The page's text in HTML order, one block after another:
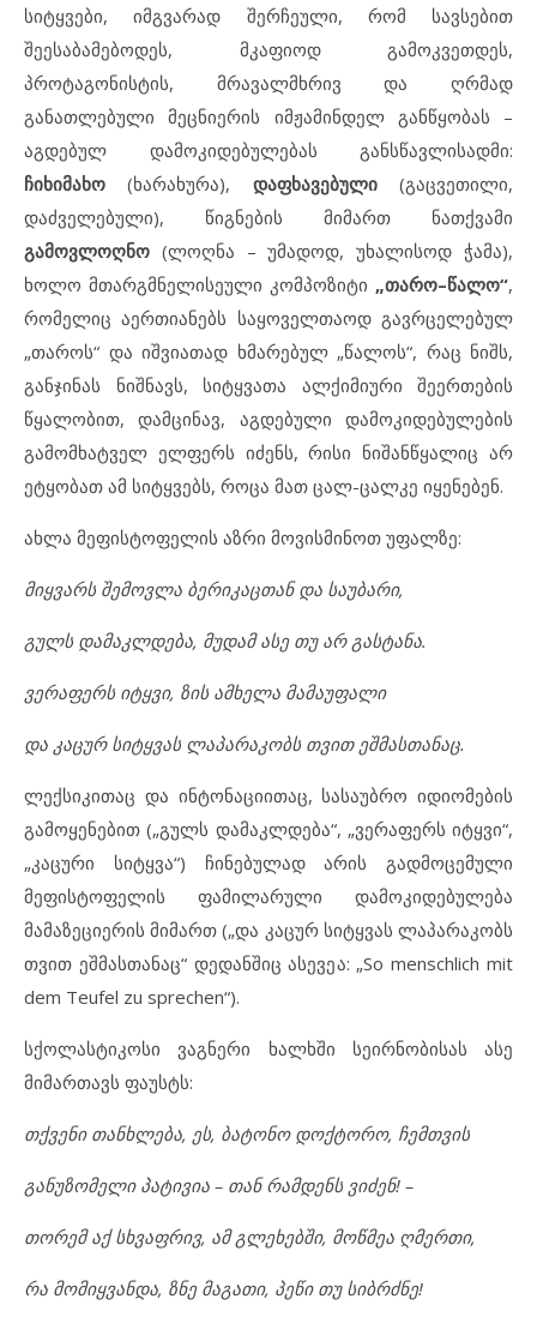
სიტყვები, იმგვარად შერჩეული, რომ სავსებით
შეესაბამებოდეს, მკაფიოდ გამოკვეთდეს,
პროტაგონისტის, მრავალმხრივ და ღრმად
განათლებული მეცნიერის იმჟამინდელ განწყობას –
აგდებულ დამოკიდებულებას განსწავლისადმი:
ჩიხიმახო (ხარახურა), დაფხავებული(გაცვეთილი,
დაძველებული), წიგნების მიმართ ნათქვამი
გამოვლოღნო (ლოღნა – უმადოდ, უხალისოდ ჭამა),
ხოლო მთარგმნელისეული კომპოზიტი „თარო–წალო“,
რომელიც აერთიანებს საყოველთაოდ გავრცელებულ
„თაროს“ და იშვიათად ხმარებულ „წალოს“, რაც ნიშს,
განჯინას ნიშნავს, სიტყვათა ალქიმიური შეერთების
წყალობით, დამცინავ, აგდებული დამოკიდებულების
გამომხატველ ელფერს იძენს, რისი ნიშანწყალიც არ
ეტყობათ ამ სიტყვებს, როცა მათ ცალ-ცალკე იყენებენ.
ახლა მეფისტოფელის აზრი მოვისმინოთ უფალზე:
მიყვარს შემოვლა ბერიკაცთან და საუბარი,
გულს დამაკლდება, მუდამ ასე თუ არ გასტანა.
ვერაფერს იტყვი, ზის ამხელა მამაუფალი
და კაცურ სიტყვას ლაპარაკობს თვით ეშმასთანაც.
ლექსიკითაც და ინტონაციითაც, სასაუბრო იდიომების
გამოყენებით („გულს დამაკლდება“, „ვერაფერს იტყვი“,
„კაცური სიტყვა“) ჩინებულად არის გადმოცემული
მეფისტოფელის ფამილარული დამოკიდებულება
მამაზეციერის მიმართ („და კაცურ სიტყვას ლაპარაკობს
თვით ეშმასთანაც“ დედანშიც ასევეა: „So menschlich mit
dem Teufel zu sprechen“).
სქოლასტიკოსი ვაგნერი ხალხში სეირნობისას ასე
მიმართავს ფაუსტს:
თქვენი თანხლება, ეს, ბატონო დოქტორო, ჩემთვის
განუზომელი პატივია – თან რამდენს ვიძენ! –
თორემ აქ სხვაფრივ, ამ გლეხებში, მოწმეა ღმერთი,
რა მომიყვანდა, ზნე მაგათი, პეწი თუ სიბრძნე!